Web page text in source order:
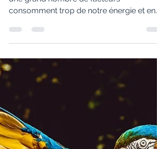
apparentes ?
La fatigue est un processus naturel. Mais
une grand nombre de facteurs
créent une pénurie.